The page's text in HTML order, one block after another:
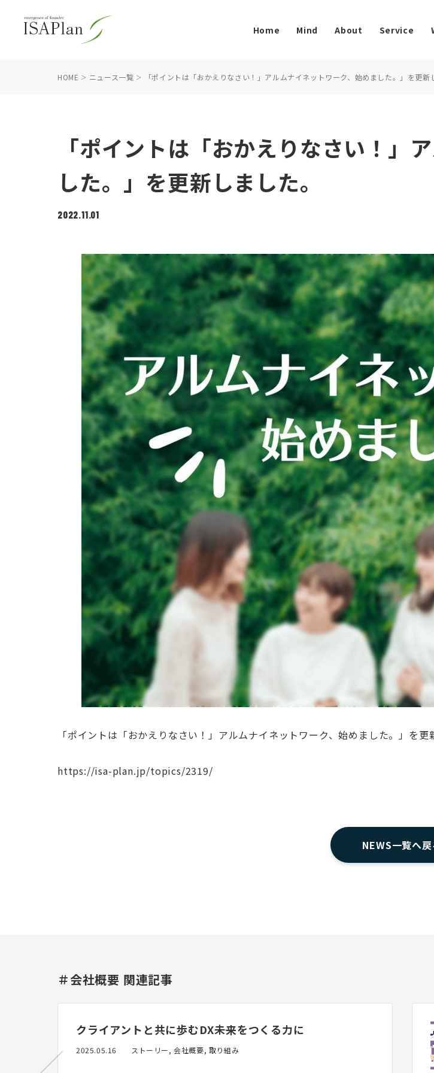
Home Mind About Service
HOME ニュース一覧 「ポイントは「おかえりなさい！」アルムナイネットワーク、始めました。」を更新
「ポイントは「おかえりなさい！」
した。」を更新しました。
2022.11.01
「ポイントは「おかえりなさい！」アルムナイネットワーク、始めました。」を更
https://isa-plan.jp/topics/2319/
NEWS一覧へ戻
＃会社概要 関連記事
クライアントと共に歩むDX――未来をつくる力に
2025.05.16 ストーリー, 会社概要, 取り組み